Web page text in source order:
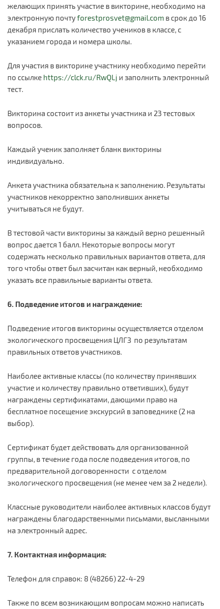
желающих принять участие в викторине, необходимо на
электронную почтуforestprosvet@gmail.com в срок до 16
декабря прислать количество учеников в классе, с
указанием города и номера школы.
Для участия в викторине участнику необходимо перейти
по ссылке https://clck.ru/RwQLj и заполнить электронный
тест.
Викторина состоит из анкеты участника и 23 тестовых
вопросов.
Каждый ученик заполняет бланк викторины
индивидуально.
Анкета участника обязательна к заполнению. Результаты
участников некорректно заполнивших анкеты
учитываться не будут.
В тестовой части викторины за каждый верно решенный
вопрос дается 1 балл. Некоторые вопросы могут
содержать несколько правильных вариантов ответа, для
того чтобы ответ был засчитан как верный, необходимо
указать все правильные варианты ответа.
6. Подведение итогов и награждение:
Подведение итогов викторины осуществляется отделом
экологического просвещения ЦЛГЗ по результатам
правильных ответов участников.
Наиболее активные классы (по количеству принявших
участие и количеству правильно ответивших), будут
награждены сертификатами, дающими право на
бесплатное посещение экскурсий в заповеднике (2 на
выбор).
Сертификат будет действовать для организованной
группы, в течение года после подведения итогов, по
предварительной договоренности с отделом
экологического просвещения (не менее чем за 2 недели).
Классные руководители наиболее активных классов будут
награждены благодарственными письмами, высланными
на электронный адрес.
7. Контактная информация:
Телефон для справок: 8 (48266) 22-4-29
Также по всем возникающим вопросам можно написать